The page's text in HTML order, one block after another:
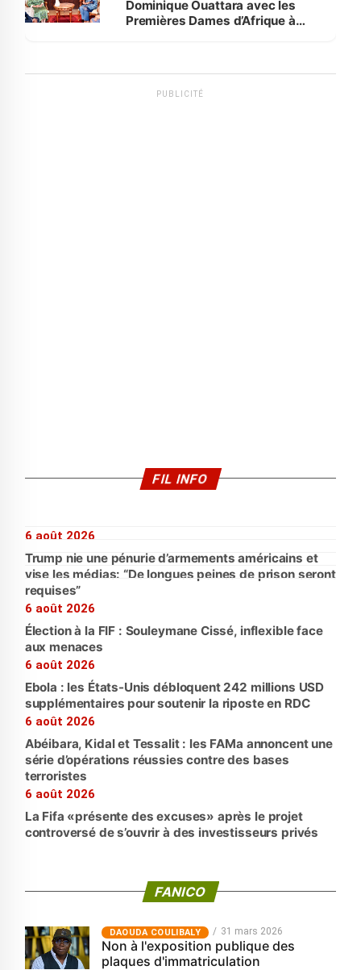
Dominique Ouattara avec les
Premières Dames d’Afrique à
PUBLICITÉ
FIL INFO
6 août 2026
Trump nie une pénurie d’armements américains et
vise les médias: “De longues peines de prison seront
requises”
6 août 2026
Élection à la FIF : Souleymane Cissé, inflexible face
aux menaces
6 août 2026
Ebola : les États-Unis débloquent 242 millions USD
supplémentaires pour soutenir la riposte en RDC
6 août 2026
Abéibara, Kidal et Tessalit : les FAMa annoncent une
série d’opérations réussies contre des bases
terroristes
6 août 2026
La Fifa «présente des excuses» après le projet
controversé de s’ouvrir à des investisseurs privés
FANICO
‎DAOUDA COULIBALY 31 mars 2026
Non à l'exposition publique des
plaques d'immatriculation